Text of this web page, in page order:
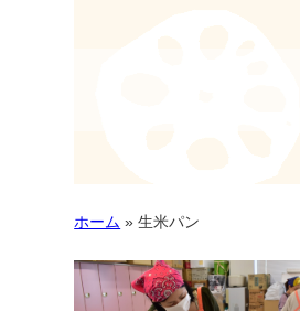
ホーム » 生米パン